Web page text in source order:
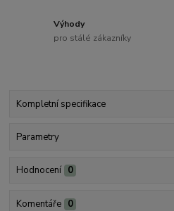
Výhody
pro stálé zákazníky
Kompletní specifikace
Parametry
Hodnocení 0
Komentáře 0